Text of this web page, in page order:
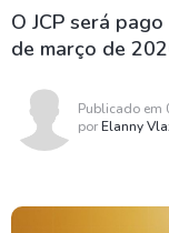
O JCP será
de março de
Publicado em
porElanny